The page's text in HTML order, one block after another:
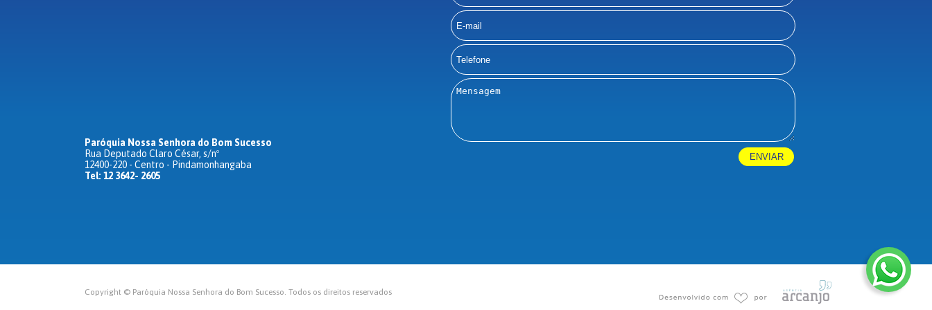
Paróquia Nossa Senhora do Bom Sucesso
Rua Deputado Claro César, s/nº
12400-220 - Centro - Pindamonhangaba
Tel: 12 3642- 2605
Copyright © Paróquia Nossa Senhora do Bom Sucesso. Todos os direitos reservados